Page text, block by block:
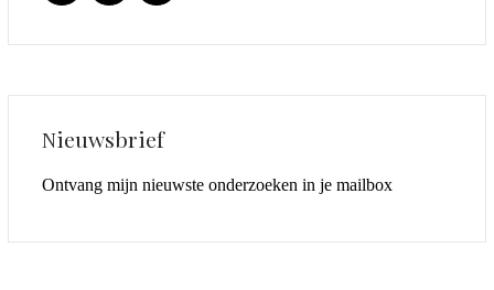
Nieuwsbrief
Ontvang mijn nieuwste onderzoeken in je mailbox